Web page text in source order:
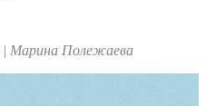
| Марина Полежаева